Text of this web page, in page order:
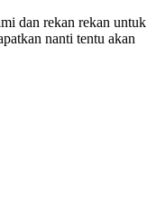
dan rekan rekan untuk
nanti tentu akan